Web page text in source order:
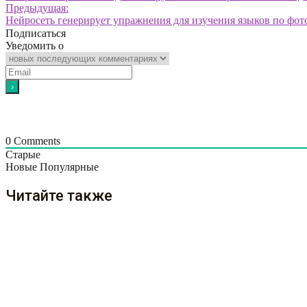
Предыдущая:
Нейросеть генерирует упражнения для изучения языков по
Подписаться
Уведомить о
0 Comments
Старые
Новые Популярные
Читайте также